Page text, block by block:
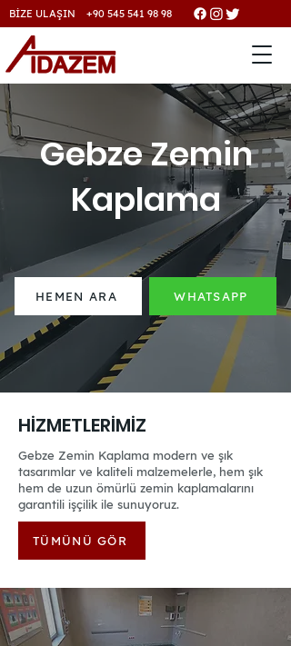
BİZE ULAŞIN +90 545 541 98 98
Gebze Zemin
Kaplama
HEMEN ARA WHATSAPP
HİZMETLERİMİZ
Gebze Zemin Kaplama modern ve şık
tasarımlar ve kaliteli malzemelerle, hem şık
hem de uzun ömürlü zemin kaplamalarını
garantili işçilik ile sunuyoruz.
TÜMÜNÜ GÖR